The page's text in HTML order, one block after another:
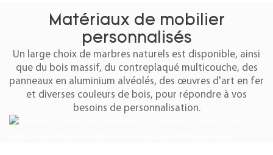
Matériaux de mobilier
personnalisés
Un large choix de marbres naturels est disponible, ainsi
que du bois massif, du contreplaqué multicouche, des
panneaux en aluminium alvéolés, des œuvres d'art en fer
et diverses couleurs de bois, pour répondre à vos
besoins de personnalisation.